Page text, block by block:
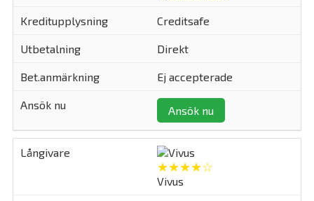
Creditsafe
Direkt
Ej accepterade
Ansök nu
★★★★☆
Vivus